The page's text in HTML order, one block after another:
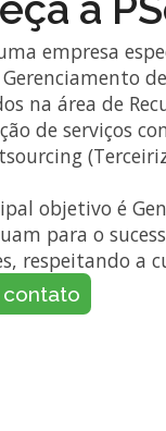
empresa
Gerenciamento
na área de
de serviços
objetivo é
para o
respeitando a
contato